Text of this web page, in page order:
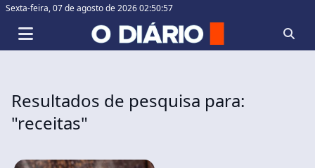
Sexta-feira,07 de agosto de 2026 02:50:58
Resultados de pesquisa para:
"receitas"